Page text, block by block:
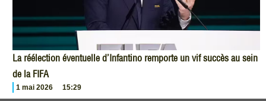
La réélection éventuelle d’Infantino remporte un vif succès au sein
de la FIFA
1 mai 2026 15:29